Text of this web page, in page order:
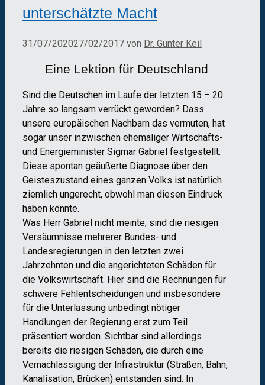
unterschätzte Macht
31/07/202027/02/2017 von Dr. Günter Keil
Eine Lektion für Deutschland
Sind die Deutschen im Laufe der letzten 15 – 20
Jahre so langsam verrückt geworden? Dass
unsere europäischen Nachbarn das vermuten, hat
sogar unser inzwischen ehemaliger Wirtschafts-
und Energieminister Sigmar Gabriel festgestellt.
Diese spontan geäußerte Diagnose über den
Geisteszustand eines ganzen Volks ist natürlich
ziemlich ungerecht, obwohl man diesen Eindruck
haben könnte.
Was Herr Gabriel nicht meinte, sind die riesigen
Versäumnisse mehrerer Bundes- und
Landesregierungen in den letzten zwei
Jahrzehnten und die angerichteten Schäden für
die Volkswirtschaft. Hier sind die Rechnungen für
schwere Fehlentscheidungen und insbesondere
für die Unterlassung unbedingt nötiger
Handlungen der Regierung erst zum Teil
präsentiert worden. Sichtbar sind allerdings
bereits die riesigen Schäden, die durch eine
Vernachlässigung der Infrastruktur (Straßen, Bahn,
Kanalisation, Brücken) entstanden sind. In